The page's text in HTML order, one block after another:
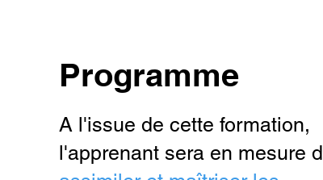
Programme
A l'issue de cette formation,
l'apprenant sera en mesure